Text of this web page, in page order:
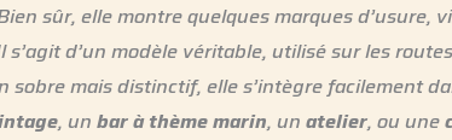
sûr, elle montre quelques marques
d’un modèle véritable, utilisé sur les
sobre mais distinctif, elle s’intègre facilement
, un bar à thème marin, un atelier, ou une